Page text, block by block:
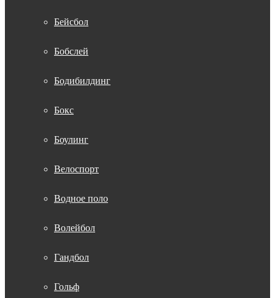
Бейсбол
Бобслей
Бодибилдинг
Бокс
Боулинг
Велоспорт
Водное поло
Волейбол
Гандбол
Гольф